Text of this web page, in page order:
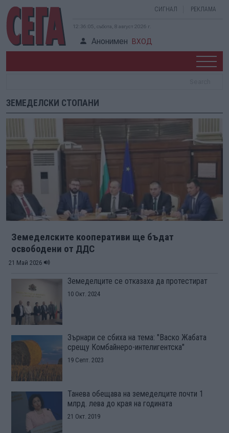
СИГНАЛ РЕКЛАМА
12:36:05, събота, 8 август 2026 г.
Анонимен ВХОД
ЗЕМЕДЕЛСКИ СТОПАНИ
Земеделските кооперативи ще бъдат
освободени от ДДС
21 Май 2026
Земеделците се отказаха да протестират
10 Окт. 2024
Зърнари се сбиха на тема: "Васко Жабата
срещу Комбайнеро-интелигентска"
19 Септ. 2023
Танева обещава на земеделците почти 1
млрд. лева до края на годината
21 Окт. 2019